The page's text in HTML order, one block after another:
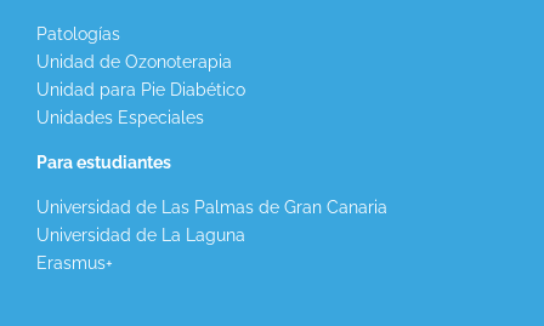
Patologías
Unidad de Ozonoterapia
Unidad para Pie Diabético
Unidades Especiales
Para estudiantes
Universidad de Las Palmas de Gran Canaria
Universidad de La Laguna
Erasmus+